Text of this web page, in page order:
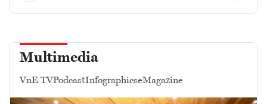
Multimedia
VnE TVPodcastInfographicseMagazine